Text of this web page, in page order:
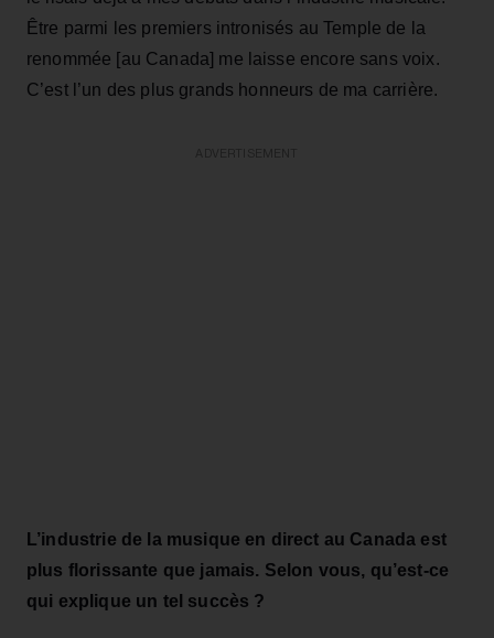
Être parmi les premiers intronisés au Temple de la
renommée [au Canada] me laisse encore sans voix.
C’est l’un des plus grands honneurs de ma carrière.
L’industrie de la musique en direct au Canada est
plus florissante que jamais. Selon vous, qu’est‑ce
qui explique un tel succès ?